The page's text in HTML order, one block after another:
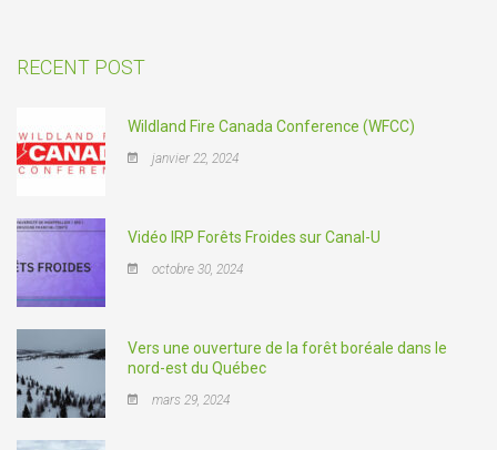
RECENT POST
Wildland Fire Canada Conference (WFCC)
janvier 22, 2024
Vidéo IRP Forêts Froides sur Canal-U
octobre 30, 2024
Vers une ouverture de la forêt boréale dans le
nord-est du Québec
mars 29, 2024